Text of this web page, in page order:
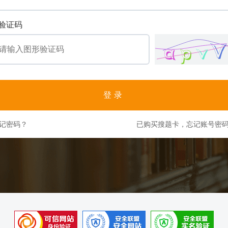
证码
登录
密码？ 已购买搜题卡，忘记账号密